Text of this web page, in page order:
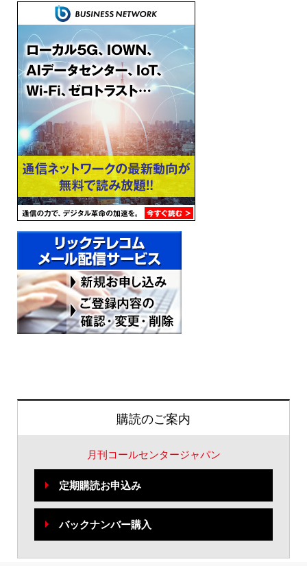
購読のご案内
月刊コールセンタージャパン
定期購読お申込み
バックナンバー購入